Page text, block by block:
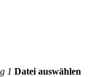
1 Datei auswählen